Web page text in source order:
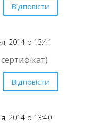
Відповісти
2014 о 13:41
Відповісти
2014 о 13:40